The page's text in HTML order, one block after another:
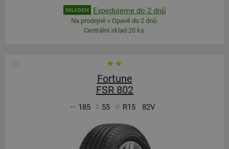
SKLADEM Expedujeme do 2 dnů
Na prodejně v Opavě do 2 dnů.
Centrální sklad 20 ks.
Fortune
FSR 802
185 55 R15 82V